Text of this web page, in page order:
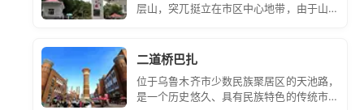
层山，突兀挺立在市区中心地带，由于山体
遥遥相望。
二道桥巴扎
位于乌鲁木齐市少数民族聚居区的天池路，
是一个历史悠久、具有民族特色的传统市常